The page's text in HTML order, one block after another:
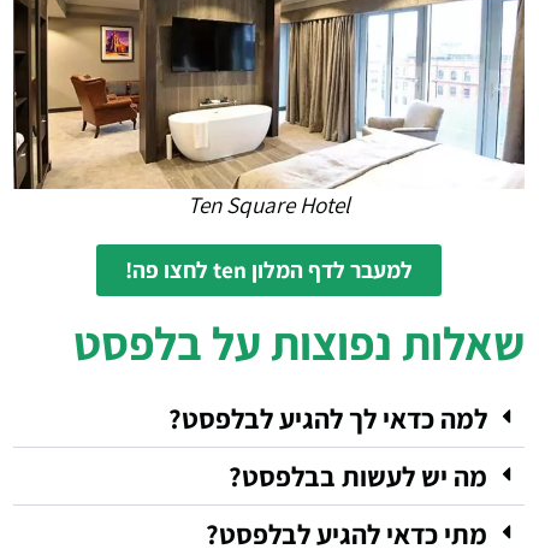
Ten Square Hotel
למעבר לדף המלון ten לחצו פה!
שאלות נפוצות על בלפסט
למה כדאי לך להגיע לבלפסט?
מה יש לעשות בבלפסט?
מתי כדאי להגיע לבלפסט?